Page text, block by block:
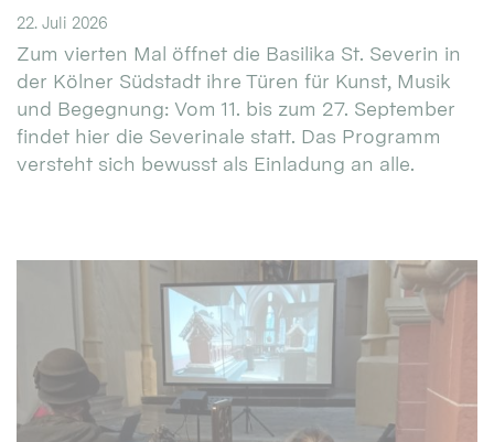
22. Juli 2026
Zum vierten Mal öffnet die Basilika St. Severin in
der Kölner Südstadt ihre Türen für Kunst, Musik
und Begegnung: Vom 11. bis zum 27. September
findet hier die Severinale statt. Das Programm
versteht sich bewusst als Einladung an alle.